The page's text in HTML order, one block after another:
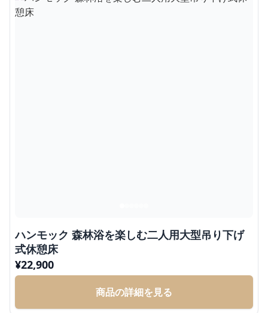
ハンモック 森林浴を楽しむ二人用大型吊り下げ
式休憩床
¥22,900
商品の詳細を見る